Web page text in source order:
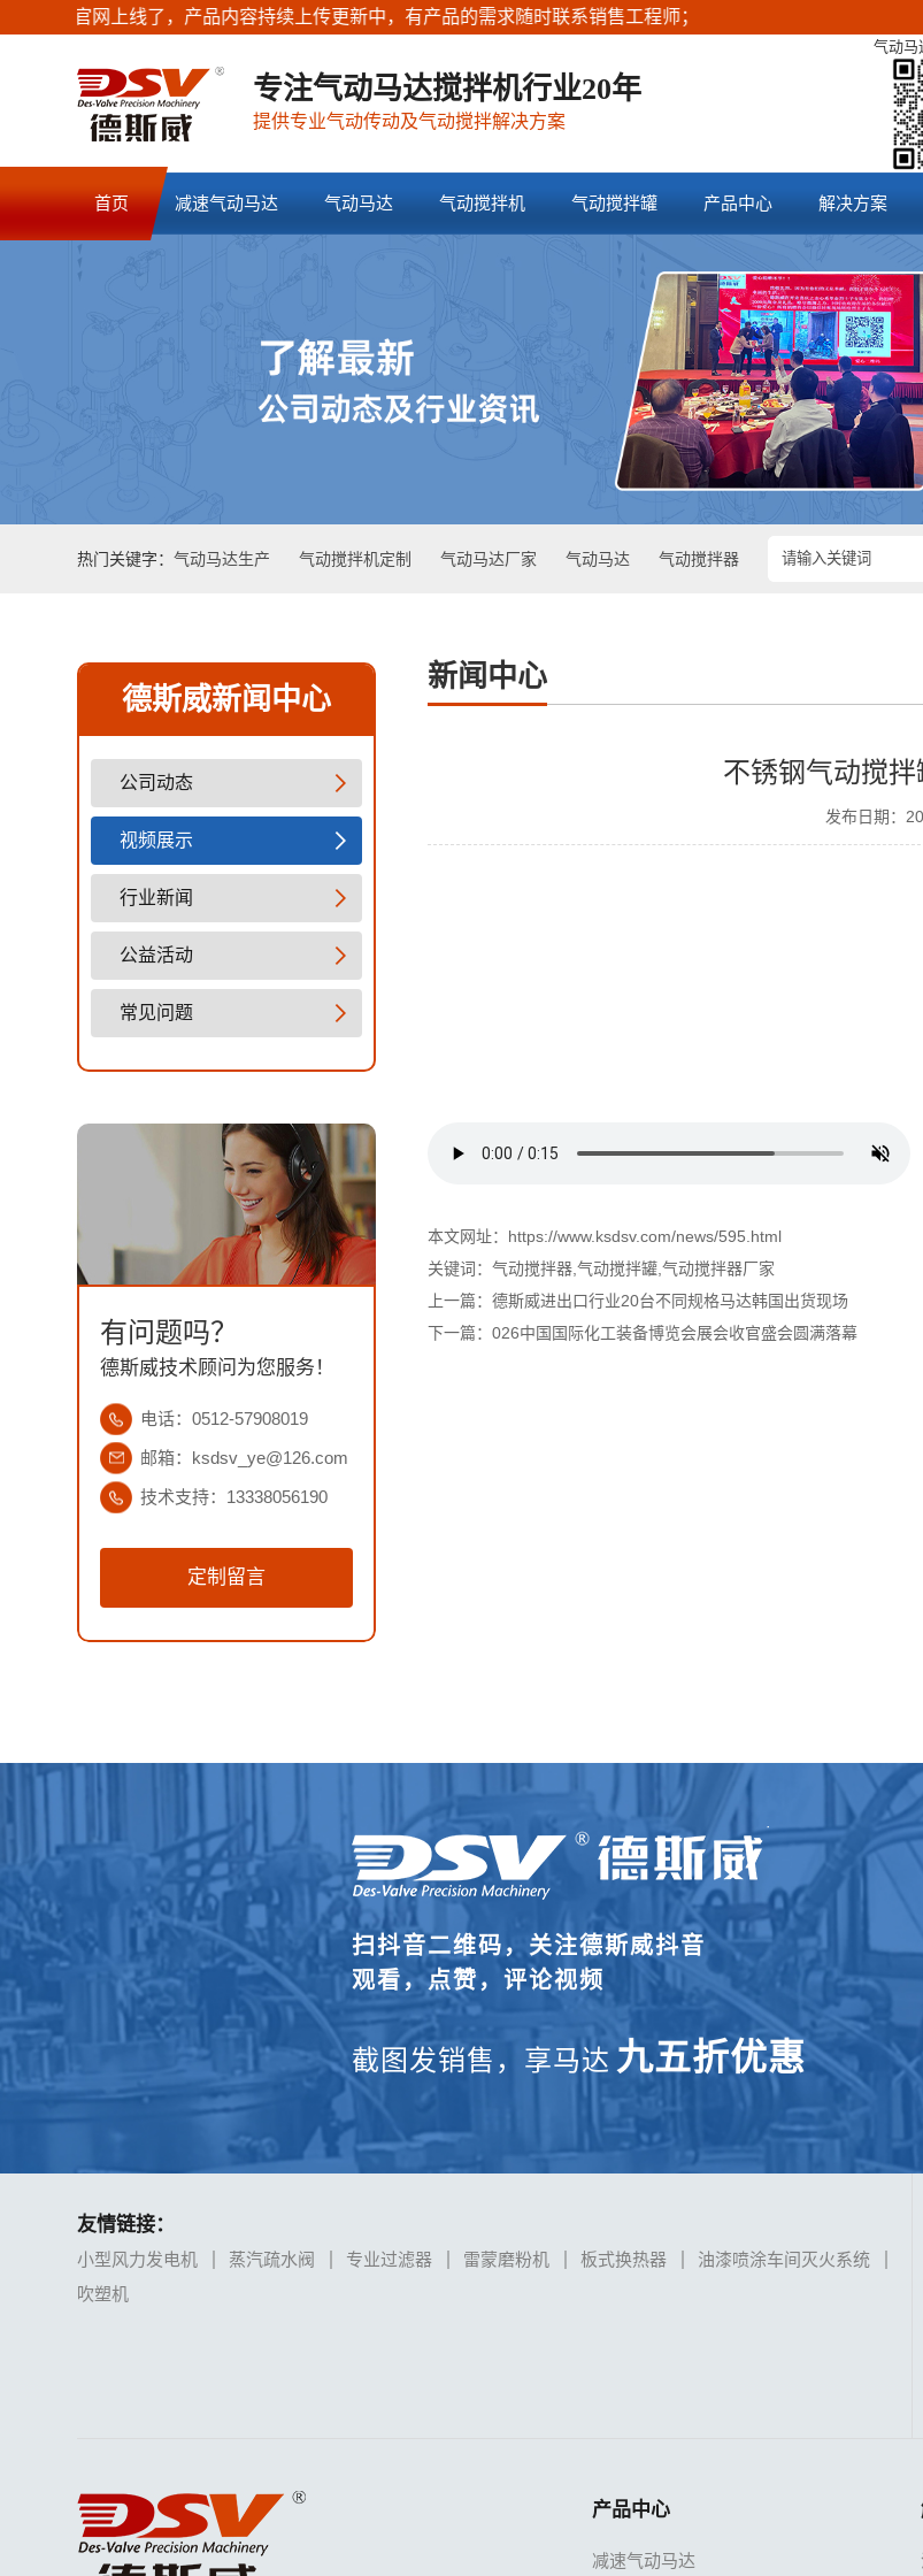
官网上线了，产品内容持续上传更新中，有产品的需求随时联系销售工程师；
专注气动马达搅拌机行业20年
提供专业气动传动及气动搅拌解决方案
气动马
首页 减速气动马达 气动马达 气动搅拌机 气动搅拌罐 产品中心 解决方案
热门关键字：气动马达生产 气动搅拌机定制 气动马达厂家 气动马达 气动搅拌器
德斯威新闻中心
公司动态
视频展示
行业新闻
公益活动
常见问题
有问题吗？
德斯威技术顾问为您服务！
电话：0512-57908019
邮箱：ksdsv_ye@126.com
技术支持：13338056190
定制留言
新闻中心
不锈钢气动搅
发布日期：
本文网址：https://www.ksdsv.com/news/595.html
关键词：气动搅拌器 ,气动搅拌罐 ,气动搅拌器厂家
上一篇：德斯威进出口行业20台不同规格马达韩国出货现场
下一篇：026中国国际化工装备博览会展会收官盛会圆满落幕
扫抖音二维码，关注德斯威抖音
观看，点赞，评论视频
截图发销售，享马达 九五折优惠
友情链接：
小型风力发电机 蒸汽疏水阀 专业过滤器 雷蒙磨粉机 板式换热器
油漆喷涂车间灭火系统
吹塑机
产品中心
减速气动马达